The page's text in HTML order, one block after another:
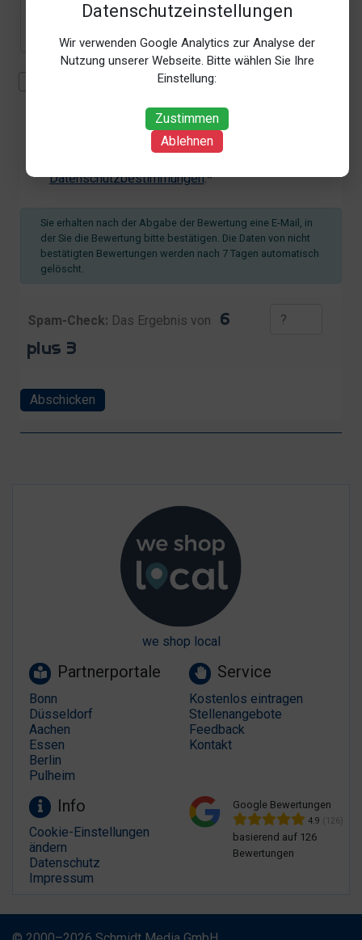
Datenschutzeinstellungen
Wir verwenden Google Analytics zur Analyse der
Nutzung unserer Webseite. Bitte wählen Sie Ihre
Einstellung:
Zustimmen
Ablehnen
Mit der Erhebung, Verarbeitung und Nutzung meiner
Uhrzeit der Bewertungsabgabe, Referrer-URL) zum
Zweck der Bewertung erkläre ich mich
Datenschutzbestimmungen.*
Sie erhalten nach der Abgabe der Bewertung eine E-Mail, in
der Sie die Bewertung bitte bestätigen. Die Daten von nicht
bestätigten Bewertungen werden nach 7 Tagen automatisch
gelöscht.
Spam-Check: Das Ergebnis von
Abschicken
we shop local
Partnerportale
Bonn
Düsseldorf
Aachen
Essen
Berlin
Pulheim
Service
Kostenlos eintragen
Stellenangebote
Feedback
Kontakt
Info
Cookie-Einstellungen
ändern
Datenschutz
Impressum
Google Bewertungen
4.9 (126)
basierend auf 126
Bewertungen